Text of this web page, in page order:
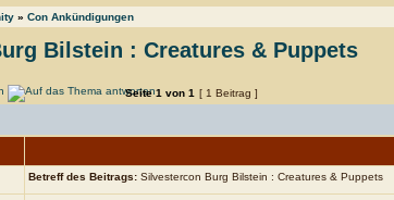
»Con Ankündigungen
Bilstein : Creatures & Puppets
Seite1 von1 [ 1 Beitrag ]
Betreff des Beitrags: Silvestercon Burg Bilstein : Creatures & Puppets